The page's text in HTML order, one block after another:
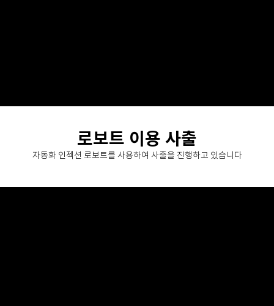
로보트 이용 사출
자동화 인젝션 로보트를 사용하여 사출을 진행하고 있습니다